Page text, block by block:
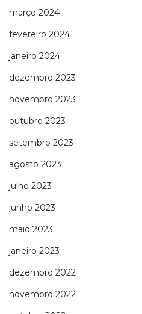
março 2024
fevereiro 2024
janeiro 2024
dezembro 2023
novembro 2023
outubro 2023
setembro 2023
agosto 2023
julho 2023
junho 2023
maio 2023
janeiro 2023
dezembro 2022
novembro 2022